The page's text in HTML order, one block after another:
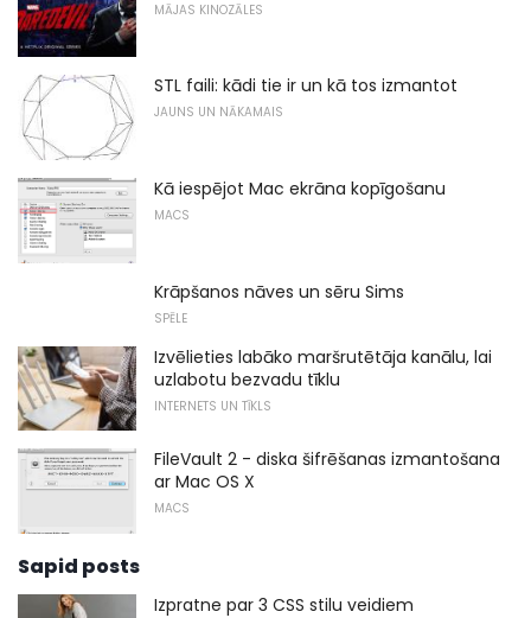
MĀJAS KINOZĀLES
STL faili: kādi tie ir un kā tos izmantot
JAUNS UN NĀKAMAIS
Kā iespējot Mac ekrāna kopīgošanu
MACS
Krāpšanos nāves un sēru Sims
SPĒLE
Izvēlieties labāko maršrutētāja kanālu, lai
uzlabotu bezvadu tīklu
INTERNETS UN TĪKLS
FileVault 2 - diska šifrēšanas izmantošana
ar Mac OS X
MACS
Sapid posts
Izpratne par 3 CSS stilu veidiem